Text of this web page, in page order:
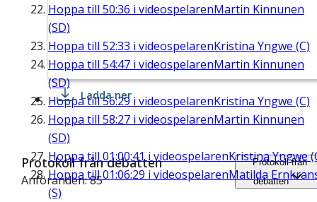
Hoppa till 50:36 i videospelarenMartin Kinnunen
(SD)
Hoppa till 52:33 i videospelarenKristina Yngwe (C)
Hoppa till 54:47 i videospelarenMartin Kinnunen
(SD)
Hoppa till56:29 i videospelarenKristina Yngwe (C)
Hoppa till 58:27 i videospelarenMartin Kinnunen
(SD)
Hoppa till 01:00:41 i videospelarenKristina Yngwe
Hoppa till01:06:29 i videospelarenMatilda
(S)
Ladda ner
Protokoll från debatten
Anföranden: 85
Protokoll från
debatten